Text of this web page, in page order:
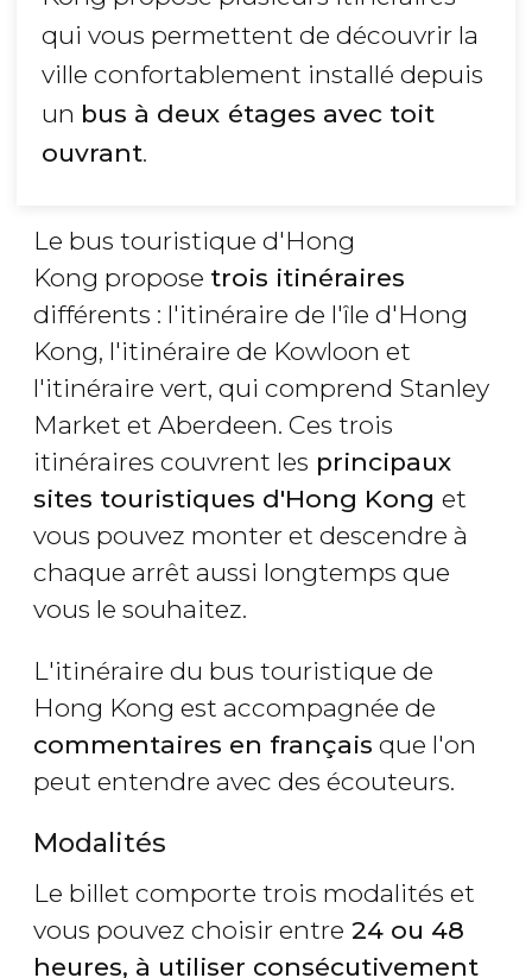
qui vous permettent de découvrir la
ville confortablement installé depuis
un bus à deux étages avec toit
ouvrant.
Le bus touristique d'Hong
Kong propose trois itinéraires
différents : l'itinéraire de l'île d'Hong
Kong, l'itinéraire de Kowloon et
l'itinéraire vert, qui comprend Stanley
Market et Aberdeen. Ces trois
itinéraires couvrent les principaux
sites touristiques d'Hong Kong et
vous pouvez monter et descendre à
chaque arrêt aussi longtemps que
vous le souhaitez.
L'itinéraire du bus touristique de
Hong Kong est accompagnée de
commentaires en français que l'on
peut entendre avec des écouteurs.
Modalités
Le billet comporte trois modalités et
vous pouvez choisir entre 24 ou 48
heures, à utiliser consécutivement